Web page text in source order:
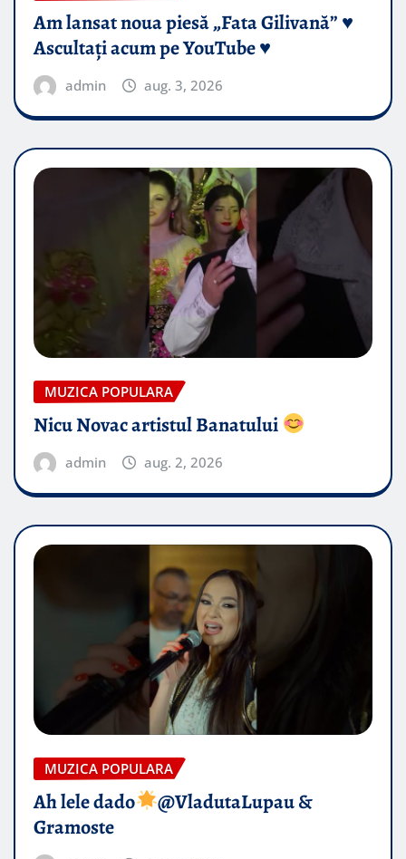
Am lansat noua piesă „Fata Gilivană” ♥️
Ascultați acum pe YouTube ♥️
admin aug. 3, 2026
MUZICA POPULARA
Nicu Novac artistul Banatului
admin aug. 2, 2026
MUZICA POPULARA
Ah lele dado​
@VladutaLupau &
Gramoste